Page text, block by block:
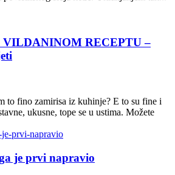
RECEPTU –
to fino zamirisa iz kuhinje? E to su fine i
ukusne, tope se u ustima. Možete
je prvi napravio